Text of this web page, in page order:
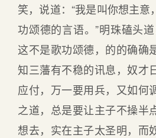
笑，说道：“我是叫你想主
功颂德的言语。”明珠磕头
这不是歌功颂德，的的确确
知三藩有不稳的讯息，奴才
应付，万一要用兵，又如何
之道，总是要让主子不操半
想去，实在主子太圣明，而